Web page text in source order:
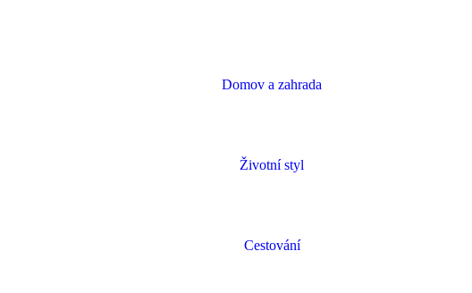
Domov a zahrada
Životní styl
Cestování